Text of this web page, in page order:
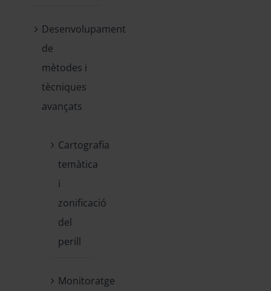
Desenvolupament
de
mètodes i
tècniques
avançats
Cartografia
temàtica
i
zonificació
del
perill
Monitoratge